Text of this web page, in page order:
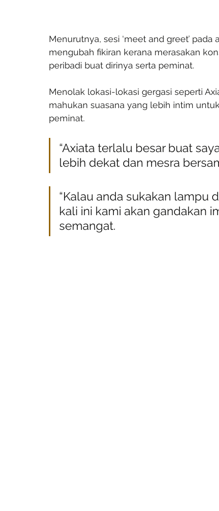
Menurutnya, sesi ‘meet and greet’
mengubah fikiran kerana merasakan
peribadi buat dirinya serta peminat.
Menolak lokasi-lokasi gergasi seperti
mahukan suasana yang lebih intim
peminat.
“Axiata terlalu besar buat
lebih dekat dan mesra
“Kalau anda sukakan lampu
kali ini kami akan gandakan
semangat.